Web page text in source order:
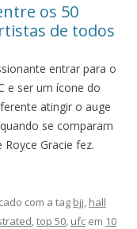
os 50
de todos
entrar para o
e ser um ícone do
atingir o auge
se comparam
Gracie fez.
com a tag bjj, hall
,top 50, ufc em 10